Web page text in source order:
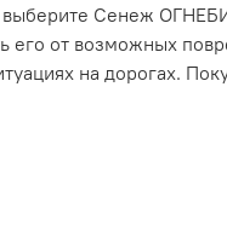
выберите Сенеж
его от возможных
на дорогах.